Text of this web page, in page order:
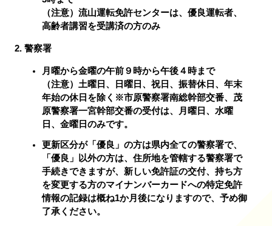
（注意）流山運転免許センターは、優良運転者、
高齢者講習を受講済の方のみ
警察署
月曜から金曜の午前９時から午後４時まで
（注意）土曜日、日曜日、祝日、振替休日、年末
年始の休日を除く※市原警察署南総幹部交番、茂
原警察署一宮幹部交番の受付は、月曜日、水曜
日、金曜日のみです。
更新区分が「優良」の方は県内全ての警察署で、
「優良」以外の方は、住所地を管轄する警察署で
手続きできますが、新しい免許証の交付、持ち方
を変更する方のマイナンバーカードへの特定免許
情報の記録は概ね1か月後になりますので、予め御
了承ください。